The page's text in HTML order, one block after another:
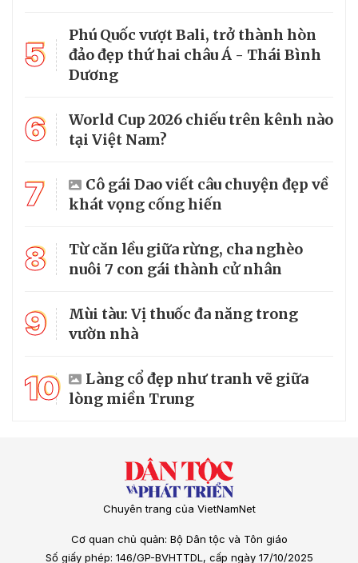
5
Phú Quốc vượt Bali, trở thành hòn
đảo đẹp thứ hai châu Á - Thái Bình
Dương
6
World Cup 2026 chiếu trên kênh nào
tại Việt Nam?
7
Cô gái Dao viết câu chuyện đẹp về
khát vọng cống hiến
8
Từ căn lều giữa rừng, cha nghèo
nuôi 7 con gái thành cử nhân
9
Mùi tàu: Vị thuốc đa năng trong
vườn nhà
10
Làng cổ đẹp như tranh vẽ giữa
lòng miền Trung
Chuyên trang của VietNamNet
Cơ quan chủ quản: Bộ Dân tộc và Tôn giáo
Số giấy phép: 146/GP-BVHTTDL, cấp ngày 17/10/2025